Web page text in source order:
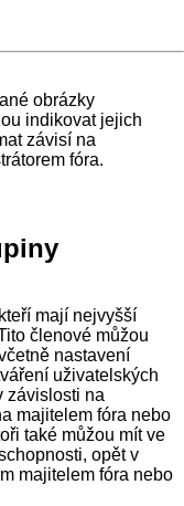
obrázky
indikovat jejich
závisí na
fóra.
mají nejvyšší
členové můžou
nastavení
uživatelských
závislosti na
majitelem fóra nebo
také můžou mít ve
opět v
majitelem fóra nebo